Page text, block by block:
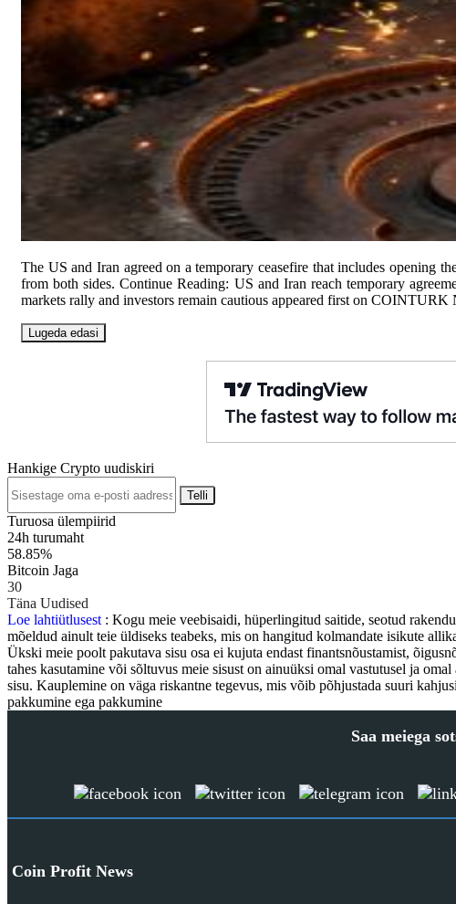
The US and Iran agreed on a temporary ceasefire that includes opening
from both sides. Continue Reading: US and Iran reach temporary
markets rally and investors remain cautious appeared first on COINTURK
Lugeda edasi
Hankige Crypto uudiskiri
Telli
Turuosa ülempiirid
24h turumaht
58.85%
Bitcoin Jaga
30
Täna Uudised
Loe lahtiütlusest : Kogu meie veebisaidi, hüperlingitud saitide, seotud
mõeldud ainult teie üldiseks teabeks, mis on hangitud kolmandate isikute
Ükski meie poolt pakutava sisu osa ei kujuta endast finantsnõustamist,
tahes kasutamine või sõltuvus meie sisust on ainuüksi omal vastutusel ja
sisu. Kauplemine on väga riskantne tegevus, mis võib põhjustada suuri
pakkumine ega pakkumine
Saa meiega
Coin Profit News